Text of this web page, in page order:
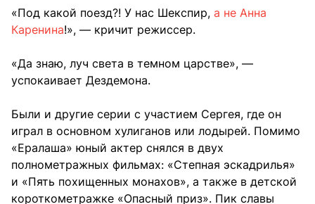
«Под какой поезд?! У нас Шекспир, а не Анна
Каренина!», — кричит режиссер.
«Да знаю, луч света в темном царстве», —
успокаивает Дездемона.
Были и другие серии с участием Сергея, где он
играл в основном хулиганов или лодырей. Помимо
«Ералаша» юный актер снялся в двух
полнометражных фильмах: «Степная эскадрилья»
и «Пять похищенных монахов», а также в детской
короткометражке «Опасный приз». Пик славы